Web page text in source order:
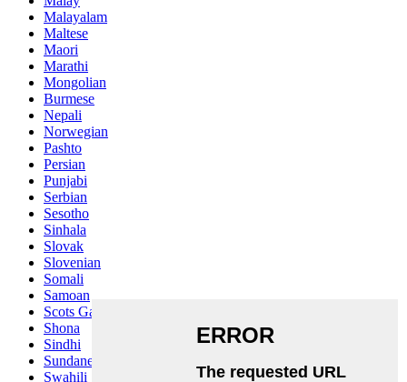
Malayalam
Maltese
Maori
Marathi
Mongolian
Burmese
Nepali
Norwegian
Pashto
Persian
Punjabi
Serbian
Sesotho
Sinhala
Slovak
Slovenian
Somali
Samoan
Scots Gaelic
Shona
Sindhi
Sundanese
Swahili